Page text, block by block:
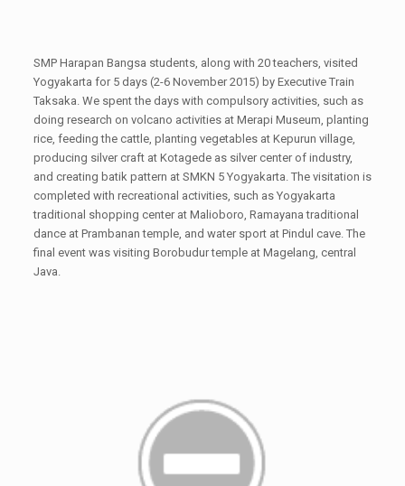
SMP Harapan Bangsa students, along with 20 teachers, visited
Yogyakarta for 5 days (2-6 November 2015) by Executive Train
Taksaka. We spent the days with compulsory activities, such as
doing research on volcano activities at Merapi Museum, planting
rice, feeding the cattle, planting vegetables at Kepurun village,
producing silver craft at Kotagede as silver center of industry,
and creating batik pattern at SMKN 5 Yogyakarta. The visitation is
completed with recreational activities, such as Yogyakarta
traditional shopping center at Malioboro, Ramayana traditional
dance at Prambanan temple, and water sport at Pindul cave. The
final event was visiting Borobudur temple at Magelang, central
Java.